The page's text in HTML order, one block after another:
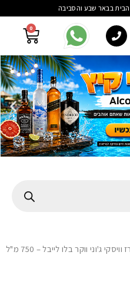
בבאר שבע והסביבה
0
/ מארז וויסקי ג'וני ווקר בלו לייבל – 750 מ"ל